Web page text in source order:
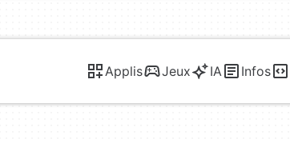
Applis Jeux IA Infos